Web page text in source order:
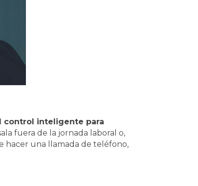
control inteligente para
fuera de la jornada laboral o,
hacer una llamada de teléfono,